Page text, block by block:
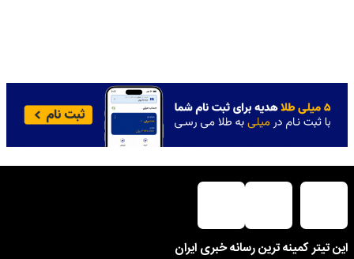
این تیتر کمینه ترین رسانه خبری ایران